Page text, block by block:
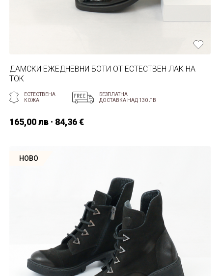
ДАМСКИ ЕЖЕДНЕВНИ БОТИ ОТ ЕСТЕСТВЕН ЛАК НА
ТОК
ЕСТЕСТВЕНА
КОЖА
БЕЗПЛАТНА
ДОСТАВКА НАД 130 ЛВ
165,00 лв · 84,36 €
НОВО